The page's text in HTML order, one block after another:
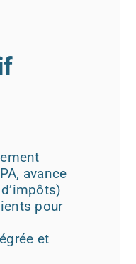
avance
pour
et